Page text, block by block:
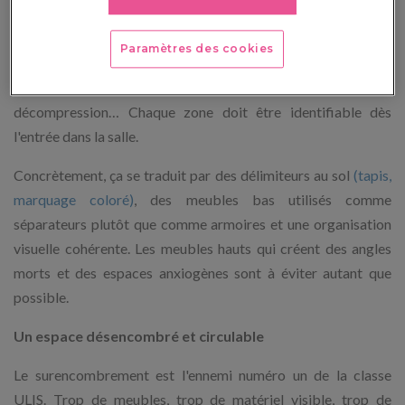
Les élèves accueillis en ULIS ont souvent besoin de repères
chaque espace. Un espace de travail individuel, un espace de
décompression… Chaque zone doit être identifiable dès
l'entrée dans la salle.
Concrètement, ça se traduit par des délimiteurs au sol (tapis,
marquage coloré), des meubles bas utilisés comme
séparateurs plutôt que comme armoires et une organisation
visuelle cohérente. Les meubles hauts qui créent des angles
morts et des espaces anxiogènes sont à éviter autant que
possible.
Un espace désencombré et circulable
Le surencombrement est l'ennemi numéro un de la classe
ULIS. Trop de meubles, trop de matériel visible, trop de
Paramètres des cookies